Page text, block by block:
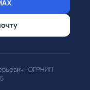
· ОГРНИП